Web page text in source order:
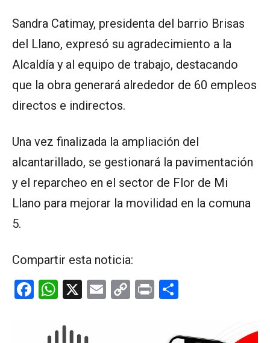
Sandra Catimay, presidenta del barrio Brisas
del Llano, expresó su agradecimiento a la
Alcaldía y al equipo de trabajo, destacando
que la obra generará alrededor de 60 empleos
directos e indirectos.
Una vez finalizada la ampliación del
alcantarillado, se gestionará la pavimentación
y el reparcheo en el sector de Flor de Mi
Llano para mejorar la movilidad en la comuna
5.
Compartir esta noticia:
F
W
at
X
E
C
Pr